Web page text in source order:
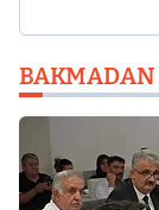
BAKMADAN